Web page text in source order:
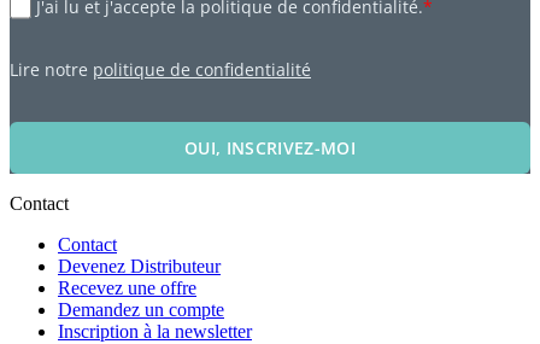
J'ai lu et j'accepte la politique de confidentialité.*
Lire notre politique de confidentialité
OUI, INSCRIVEZ-MOI
Contact
Contact
Devenez Distributeur
Recevez une offre
Demandez un compte
Inscription à la newsletter